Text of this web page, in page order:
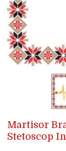
Martisor
Stetoscop